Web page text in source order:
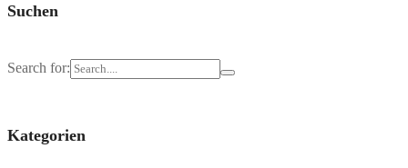
Suchen
Search for:
Kategorien